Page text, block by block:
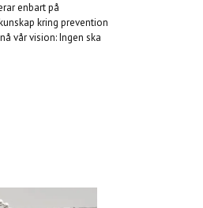
enbart på
kring prevention
vår vision: Ingen ska